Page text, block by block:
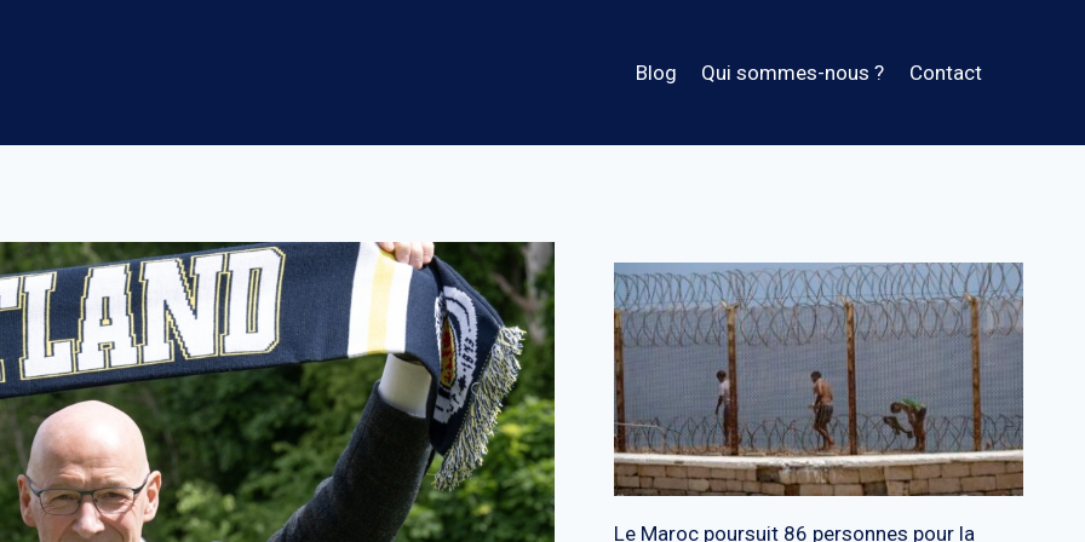
Blog Qui sommes-nous ? Contact
Le Maroc poursuit 86 personnes pour la